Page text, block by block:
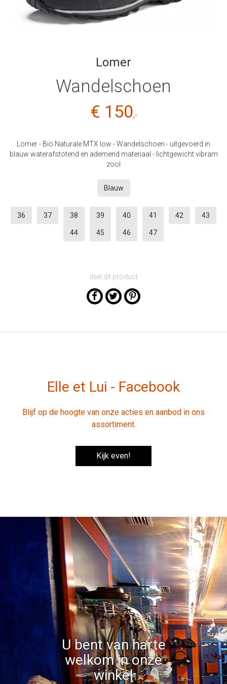
Lomer
Wandelschoen
€ 150,-
Lomer - Bio Naturale MTX low - Wandelschoen - uitgevoerd in
blauw waterafstotend en ademend materiaal - lichtgewicht vibram
zool
Blauw
36 37 38 39 40 41 42 43
44 45 46 47
deel dit product
Elle et Lui - Facebook
Blijf op de hoogte van onze acties en aanbod in ons
assortiment.
Kijk even!
U bent van harte
welkom in onze
winkel